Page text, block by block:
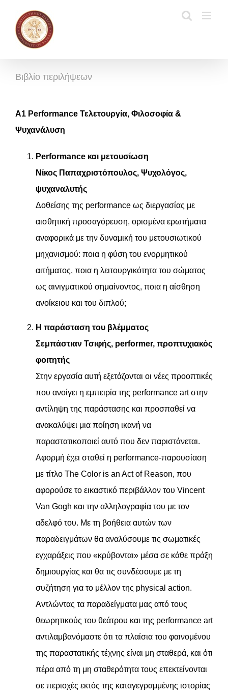
περιεχόμενο
Βιβλίο περιλήψεων
Α1 Performance Τελετουργία, Φιλοσοφία &
Ψυχανάλυση
Performance και μετουσίωση
Νίκος Παπαχριστόπουλος, Ψυχολόγος,
ψυχαναλυτής
Δοθείσης της performance ως διεργασίας με
αισθητική προσαγόρευση, ορισμένα ερωτήματα
αναφορικά με την δυναμική του μετουσιωτικού
μηχανισμού: ποια η φύση του ενορμητικού
αιτήματος, ποια η λειτουργικότητα του σώματος
ως αινιγματικού σημαίνοντος, ποια η αίσθηση
ανοίκειου και του διπλού;
Η παράσταση του βλέμματος
Σεμπάστιαν Τσιφής, performer, προπτυχιακός
φοιτητής
Στην εργασία αυτή εξετάζονται οι νέες προοπτικές
που ανοίγει η εμπειρία της performance art στην
αντίληψη της παράστασης και προσπαθεί να
ανακαλύψει μια ποίηση ικανή να
παραστατικοποιεί αυτό που δεν παριστάνεται.
Αφορμή έχει σταθεί η performance-παρουσίαση
με τίτλο The Color is an Act of Reason, που
αφορούσε το εικαστικό περιβάλλον του Vincent
Van Gogh και την αλληλογραφία του με τον
αδελφό του. Με τη βοήθεια αυτών των
παραδειγμάτων θα αναλύσουμε τις σωματικές
εγχαράξεις που «κρύβονται» μέσα σε κάθε πράξη
δημιουργίας και θα τις συνδέσουμε με τη
συζήτηση για το μέλλον της physical action.
Αντλώντας τα παραδείγματα μας από τους
θεωρητικούς του θεάτρου και της performance art
αντιλαμβανόμαστε ότι τα πλαίσια του φαινομένου
της παραστατικής τέχνης είναι μη σταθερά, και ότι
πέρα από τη μη σταθερότητα τους επεκτείνονται
σε περιοχές εκτός της καταγεγραμμένης ιστορίας